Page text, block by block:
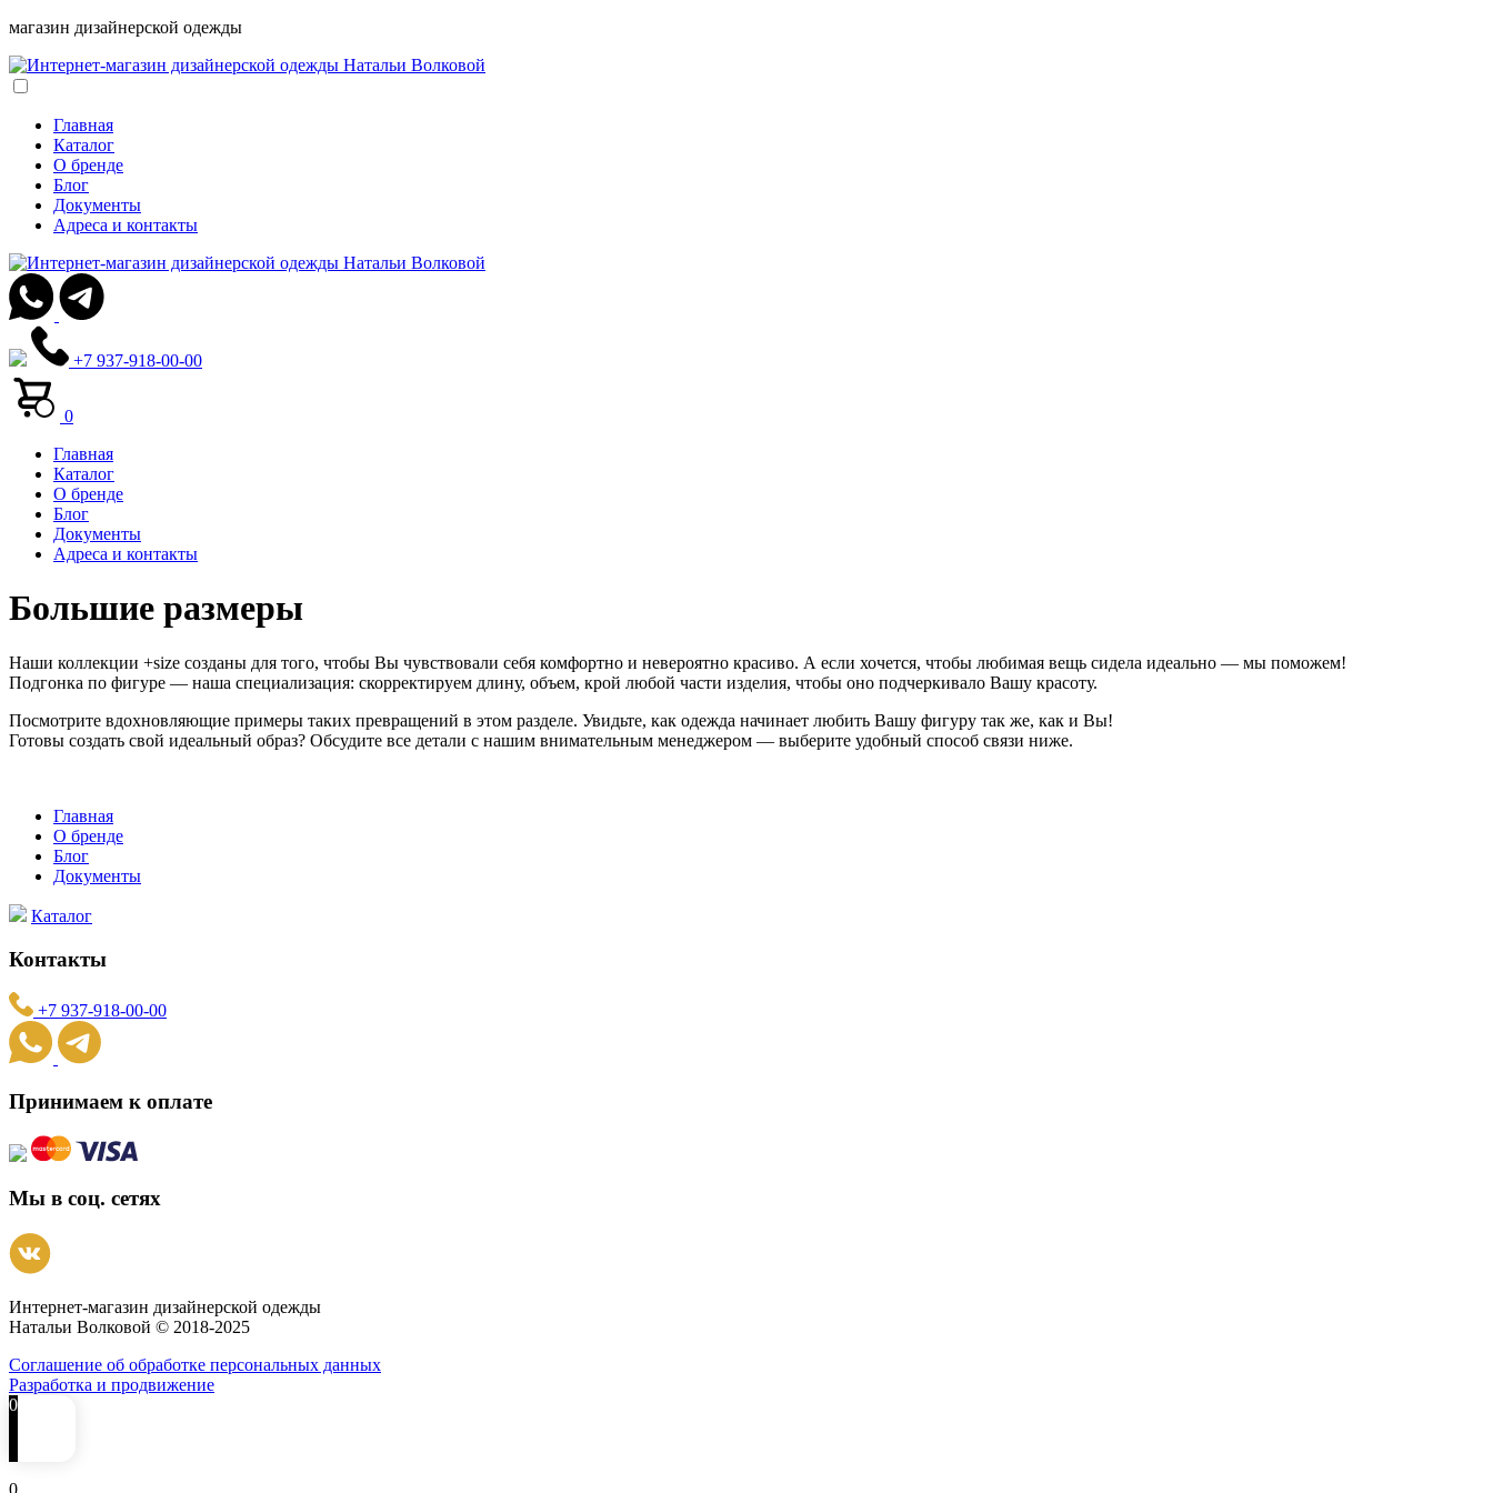
магазин дизайнерской одежды
Главная
Каталог
О бренде
Блог
Документы
Адреса и контакты
+7 937-918-00-00
0
Главная
Каталог
О бренде
Блог
Документы
Адреса и контакты
Большие размеры
Наши коллекции +size созданы для того, чтобы Вы чувствовали себя комфортно и невероятно красиво. А если хочется, чтобы любимая вещь сидела идеально — мы поможем!
Подгонка по фигуре — наша специализация: скорректируем длину, объем, крой любой части изделия, чтобы оно подчеркивало Вашу красоту.
Посмотрите вдохновляющие примеры таких превращений в этом разделе. Увидьте, как одежда начинает любить Вашу фигуру так же, как и Вы!
Готовы создать свой идеальный образ? Обсудите все детали с нашим внимательным менеджером — выберите удобный способ связи ниже.
Главная
О бренде
Блог
Документы
Каталог
Контакты
+7 937-918-00-00
Принимаем к оплате
Мы в соц. сетях
Интернет-магазин дизайнерской одежды
Натальи Волковой © 2018-2025
Соглашение об обработке персональных данных
Разработка и продвижение
0